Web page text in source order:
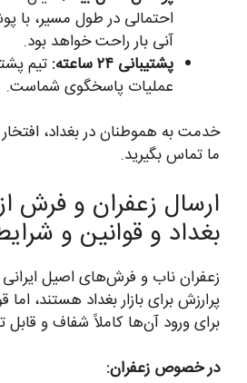
احتمالی در طول مسیر، با
آنی بار راحت خواهد بود.
پشتیبانی ۲۴ ساعته:
تیم
عملیات پاسخگوی شماست.
خدمت به هموطنان در بغداد،
ما تماس بگیرید.
ارسال زعفران و فرش
بغداد و قوانین و
زعفران ناب و فرش‌های اصیل ایرانی
پرارزش برای بازار بغداد هستند، اما
برای ورود آن‌ها کاملاً شفاف و
در خصوص زعفران: